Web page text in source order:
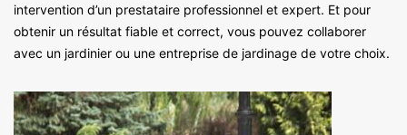
intervention d’un prestataire professionnel et expert. Et pour
obtenir un résultat fiable et correct, vous pouvez collaborer
avec un jardinier ou une entreprise de jardinage de votre choix.